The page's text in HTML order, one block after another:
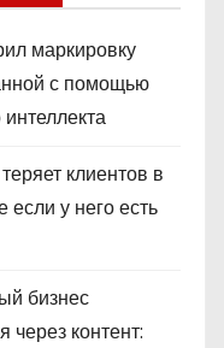
маркировку
с помощью
интеллекта
клиентов в
если у него есть
бизнес
через контент: